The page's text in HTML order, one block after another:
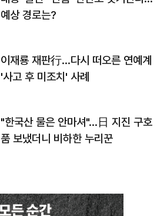
예상 경로는?
이재룡 재판行…다시 떠오른 연예계
'사고 후 미조치' 사례
"한국산 물은 안마셔"…日 지진 구호
품 보냈더니 비하한 누리꾼